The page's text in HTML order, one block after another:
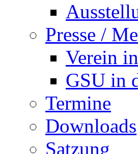
Presse /
Verein
GSU in
Termine
Downloads
Satzung